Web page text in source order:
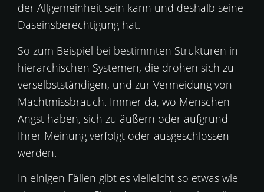
der Allgemeinheit sein kann und deshalb seine
Daseinsberechtigung hat.
So zum Beispiel bei bestimmten Strukturen in
hierarchischen Systemen, die drohen sich zu
verselbstständigen, und zur Vermeidung von
Machtmissbrauch. Immer da, wo Menschen
Angst haben, sich zu äußern oder aufgrund
Ihrer Meinung verfolgt oder ausgeschlossen
werden.
In einigen Fällen gibt es vielleicht so etwas wie